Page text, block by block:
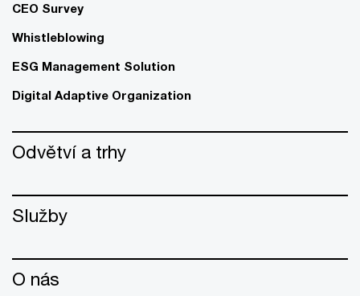
CEO Survey
Whistleblowing
ESG Management Solution
Digital Adaptive Organization
Odvětví a trhy
Služby
O nás